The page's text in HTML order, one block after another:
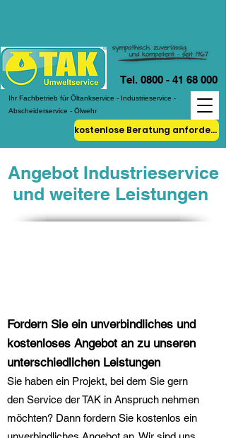
Tel. 0800 - 41 68 000
Ihr Fachbetrieb für Öltankservice - Industrieservice -
Abscheiderservice - Ölwehr
kostenlose Beratung anfordern!
Angebot Industrieservice
und weitere Leistungen
Fordern Sie ein unverbindliches und
kostenloses Angebot an zu unseren
unterschiedlichen Leistungen
Sie haben ein Projekt, bei dem Sie gern
den Service der TAK in Anspruch nehmen
möchten? Dann fordern Sie kostenlos ein